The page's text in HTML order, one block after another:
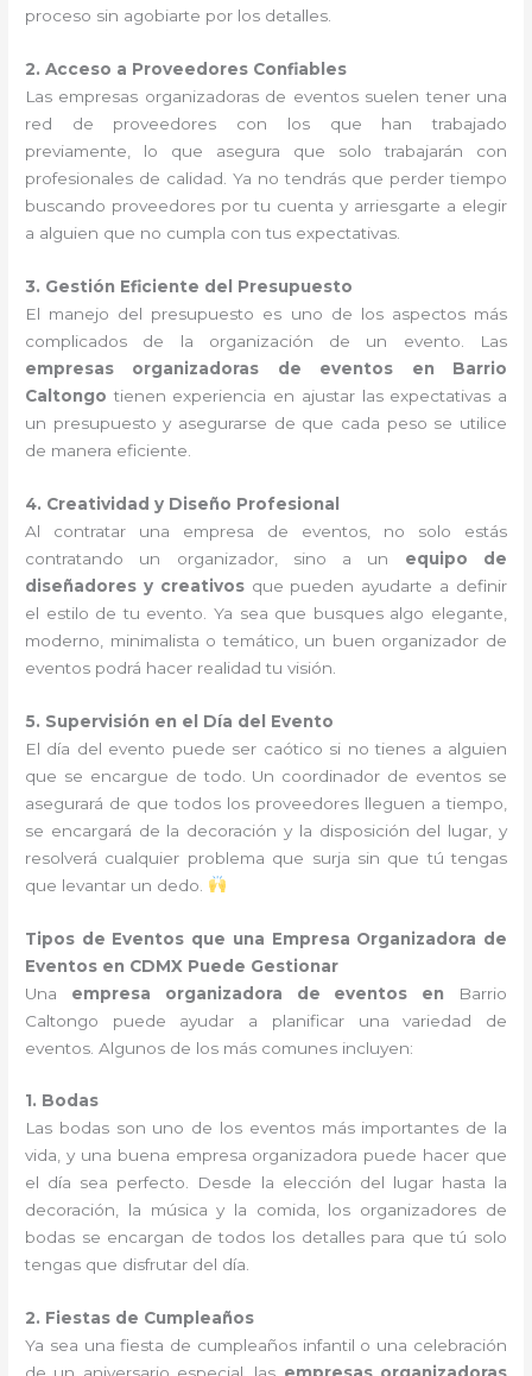
proceso sin agobiarte por los detalles.
2. Acceso a Proveedores Confiables
Las empresas organizadoras de eventos suelen tener una
red de proveedores con los que han trabajado
previamente, lo que asegura que solo trabajarán con
profesionales de calidad. Ya no tendrás que perder tiempo
buscando proveedores por tu cuenta y arriesgarte a elegir
a alguien que no cumpla con tus expectativas.
3. Gestión Eficiente del Presupuesto
El manejo del presupuesto es uno de los aspectos más
complicados de la organización de un evento. Las
empresas organizadoras de eventos en Barrio
Caltongo tienen experiencia en ajustar las expectativas a
un presupuesto y asegurarse de que cada peso se utilice
de manera eficiente.
4. Creatividad y Diseño Profesional
Al contratar una empresa de eventos, no solo estás
contratando un organizador, sino a un equipo de
diseñadores y creativosque pueden ayudarte a definir
el estilo de tu evento. Ya sea que busques algo elegante,
moderno, minimalista o temático, un buen organizador de
eventos podrá hacer realidad tu visión.
5. Supervisión en el Día del Evento
El día del evento puede ser caótico si no tienes a alguien
que se encargue de todo. Un coordinador de eventos se
asegurará de que todos los proveedores lleguen a tiempo,
se encargará de la decoración y la disposición del lugar, y
resolverá cualquier problema que surja sin que tú tengas
que levantar un dedo.
Tipos de Eventos que una Empresa Organizadora de
Eventos en CDMX Puede Gestionar
Una empresa organizadora de eventos en
Barrio
Caltongo puede ayudar a planificar una variedad de
eventos. Algunos de los más comunes incluyen:
1. Bodas
Las bodas son uno de los eventos más importantes de la
vida, y una buena empresa organizadora puede hacer que
el día sea perfecto. Desde la elección del lugar hasta la
decoración, la música y la comida, los organizadores de
bodas se encargan de todos los detalles para que tú solo
tengas que disfrutar del día.
2. Fiestas de Cumpleaños
Ya sea una fiesta de cumpleaños infantil o una celebración